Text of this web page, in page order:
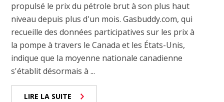
propulsé le prix du pétrole brut à son plus haut
niveau depuis plus d'un mois. Gasbuddy.com, qui
recueille des données participatives sur les prix à
la pompe à travers le Canada et les États-Unis,
indique que la moyenne nationale canadienne
s'établit désormais à ...
LIRE LA SUITE